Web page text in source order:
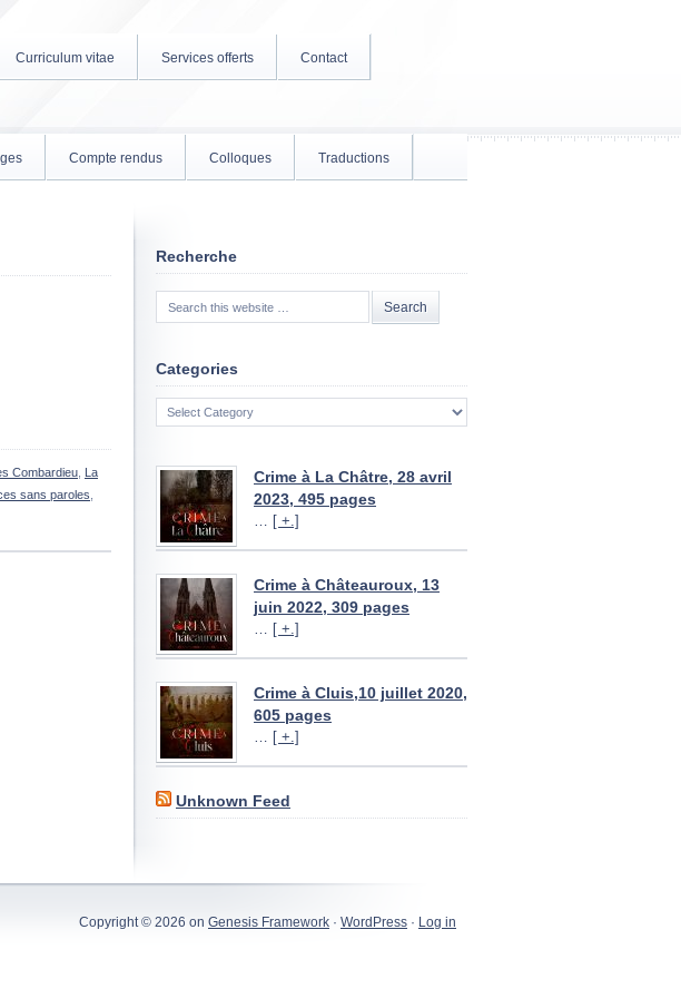
Curriculum vitae Services offerts Contact
Compte rendus Colloques Traductions
Combardieu La
sans paroles
Recherche
Categories
Categories
Crime à La Châtre, 28 avril
2023, 495 pages
… [ +.]
Crime à Châteauroux, 13
juin 2022, 309 pages
… [ +.]
Crime à Cluis,10 juillet 2020,
605 pages
… [ +.]
Unknown Feed
Copyright © 2026 on Genesis Framework · WordPress · Log in